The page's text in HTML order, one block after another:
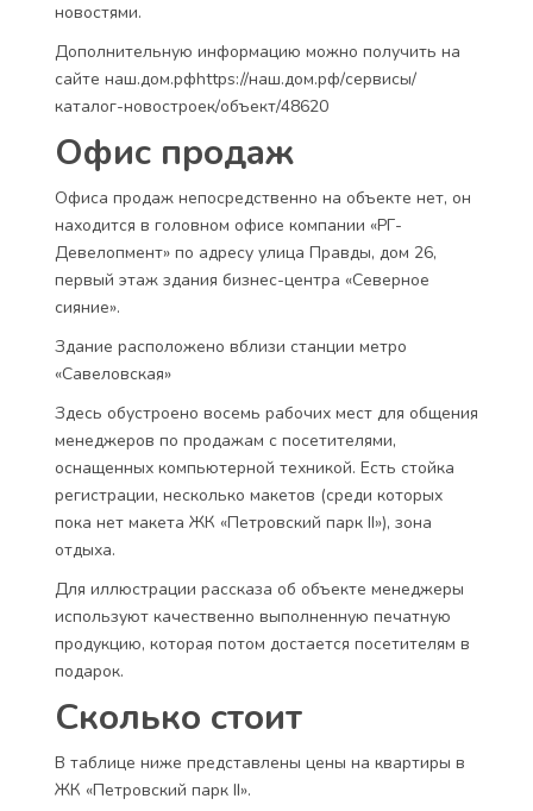
новостями.
Дополнительную информацию можно получить на
сайте наш.дом.рфhttps://наш.дом.рф/сервисы/
каталог-новостроек/объект/48620
Офис продаж
Офиса продаж непосредственно на объекте нет, он
находится в головном офисе компании «РГ-
Девелопмент» по адресу улица Правды, дом 26,
первый этаж здания бизнес-центра «Северное
сияние».
Здание расположено вблизи станции метро
«Савеловская»
Здесь обустроено восемь рабочих мест для общения
менеджеров по продажам с посетителями,
оснащенных компьютерной техникой. Есть стойка
регистрации, несколько макетов (среди которых
пока нет макета ЖК «Петровский парк II»), зона
отдыха.
Для иллюстрации рассказа об объекте менеджеры
используют качественно выполненную печатную
продукцию, которая потом достается посетителям в
подарок.
Сколько стоит
В таблице ниже представлены цены на квартиры в
ЖК «Петровский парк II».